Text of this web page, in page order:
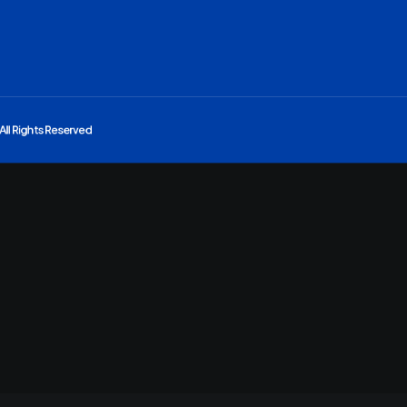
All Rights Reserved